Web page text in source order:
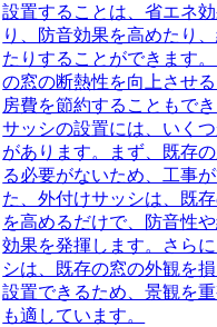
設置することは、省エネ
り、防音効果を高めたり
たりすることができます
の窓の断熱性を向上させ
房費を節約することもで
サッシの設置には、いく
があります。まず、既存
る必要がないため、工事
た、外付けサッシは、既
を高めるだけで、防音性
効果を発揮します。さら
シは、既存の窓の外観を
設置できるため、景観を
も適しています。